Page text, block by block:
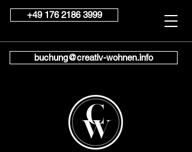
+49 176 2186 3999
buchung@creativ-wohnen.info